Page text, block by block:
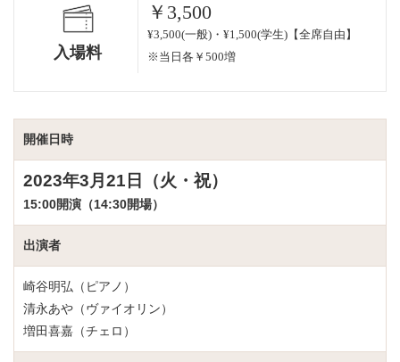
入場料
￥3,500
¥3,500(一般)・¥1,500(学生)【全席自由】
※当日各￥500増
開催日時
2023年3月21日（火・祝）
15:00開演（14:30開場）
出演者
崎谷明弘（ピアノ）
清永あや（ヴァイオリン）
増田喜嘉（チェロ）